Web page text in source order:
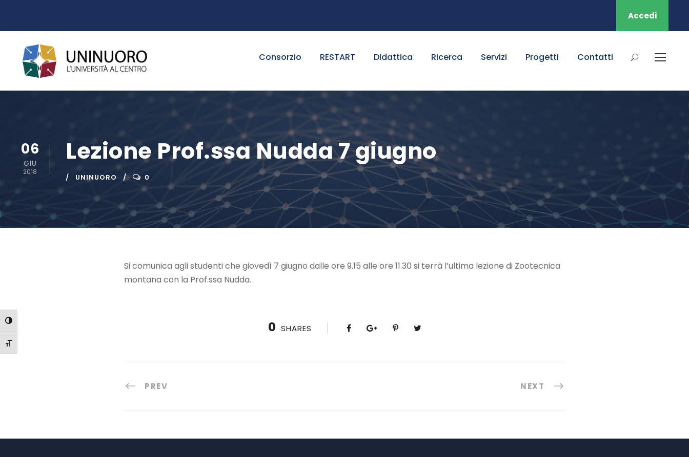
Attiva/disattiva alto contrasto
Attiva/disattiva dimensione testo
Accedi
Consorzio RESTART Didattica Ricerca Servizi Progetti Contatti
06
GIU
2018
Lezione Prof.ssa Nudda 7 giugno
UNINUORO 0
Si comunica agli studenti che giovedì 7 giugno dalle ore 9.15 alle ore 11.30 si terrà l’ultima lezione di Zootecnica
montana con la Prof.ssa Nudda.
0 SHARES
PREV NEXT